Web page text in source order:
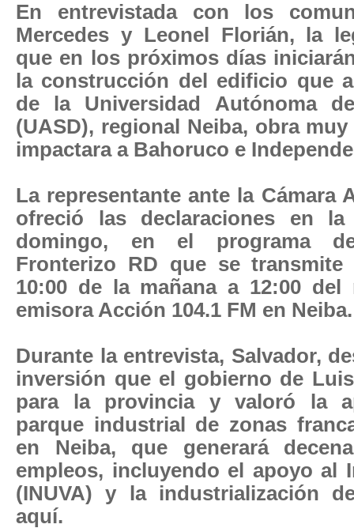
En entrevistada con los
Mercedes y Leonel Florián, la
que en los próximos días
la construcción del edificio que
de la Universidad Autónoma
(UASD), regional Neiba, obra
impactara a Bahoruco e
La representante ante la Cámara
ofreció las declaraciones en
domingo, en el programa
Fronterizo RD que se
10:00 de la mañana a 12:00
emisora Acción 104.1 FM en Neiba.
Durante la entrevista, Salvador,
inversión que el gobierno de
para la provincia y valoró la
parque industrial de zonas
en Neiba, que generará
empleos, incluyendo el apoyo al
(INUVA) y la industrialización
aquí.